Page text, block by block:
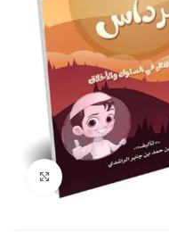
Click to enlarge